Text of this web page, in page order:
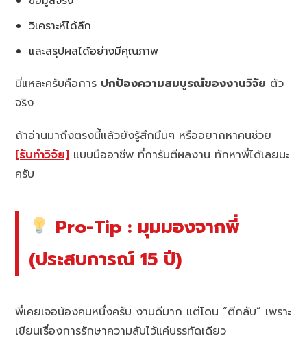
วิเคราะห์ได้ลึก
และสรุปผลได้อย่างมีคุณภาพ
นี่แหละครับคือการ ปกป้องความสมบูรณ์ของงานวิจัย ตัว
จริง
ถ้าอ่านมาถึงตรงนี้แล้วยังรู้สึกมึนๆ หรืออยากหาคนช่วย
[รับทำวิจัย] แบบมืออาชีพ ที่การันตีผลงาน ทักหาพี่ได้เลยนะ
ครับ
Pro-Tip : มุมมองจากพี่
(ประสบการณ์ 15 ปี)
พี่เคยเจอน้องคนหนึ่งครับ งานดีมาก แต่โดน “ตีกลับ” เพราะ
เขียนเรื่องการรักษาความลับไว้แค่บรรทัดเดียว